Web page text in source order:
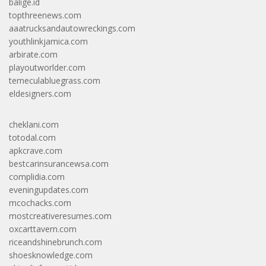
topthreenews.com
aaatrucksandautowreckings.com
youthlinkjamica.com
arbirate.com
playoutworlder.com
temeculabluegrass.com
eldesigners.com
cheklani.com
totodal.com
apkcrave.com
bestcarinsurancewsa.com
complidia.com
eveningupdates.com
mcochacks.com
mostcreativeresumes.com
oxcarttavern.com
riceandshinebrunch.com
shoesknowledge.com